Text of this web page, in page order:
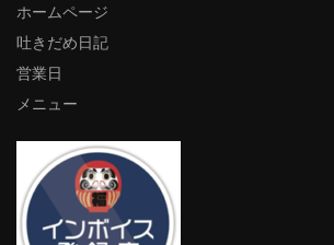
ホームページ
吐きだめ日記
営業日
メニュー